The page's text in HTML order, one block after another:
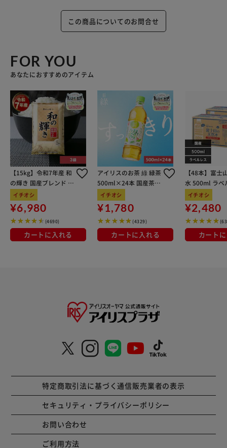
この商品についてのお問合せ
FOR YOU
あなたにおすすめのアイテム
【15kg】令和7年産 和
の輝き 国産ブレンド 5
kg×3袋
イチオシ
¥6,980
(4690)
カートに入れる
アイリスのお茶 綠 緑茶
500ml×24本 国産茶葉
100％使用
イチオシ
¥1,780
(4329)
カートに入れる
【48本】富士
水 500ml ラベ
イチオシ
¥2,480
カート
特定商取引法に基づく通信販売業者の表示
セキュリティ・プライバシーポリシー
お問い合わせ
ご利用方法